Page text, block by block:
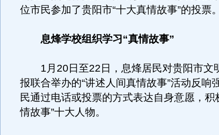
位市民参加了贵阳市“十大真情故事”的投票
息烽学校组织学习“真情故事”
1月20日至22日，息烽居民对贵阳市文
报联合举办的“讲述人间真情故事”活动反响
民通过电话或投票的方式表达自身意愿，积
情故事”十大人物。